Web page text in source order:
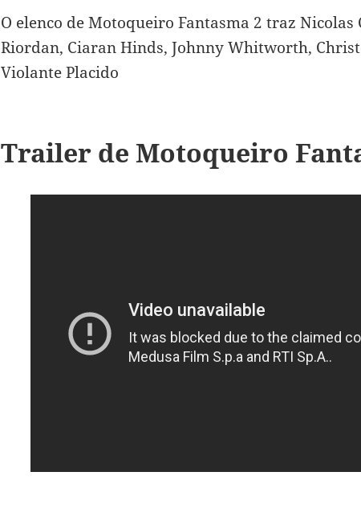
O elenco de Motoqueiro Fantasma 2 traz Nicolas
Riordan, Ciaran Hinds, Johnny Whitworth,
Violante Placido
Trailer de Motoqueiro